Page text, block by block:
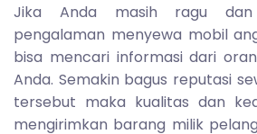
Jika Anda masih ragu
pengalaman menyewa mobil
bisa mencari informasi dari
Anda. Semakin bagus reputasi
tersebut maka kualitas dan
mengirimkan barang milik